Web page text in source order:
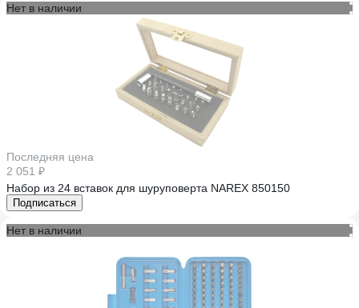
Нет в наличии
Последняя цена
2 051 ₽
Набор из 24 вставок для шуруповерта NAREX 850150
Подписаться
Нет в наличии